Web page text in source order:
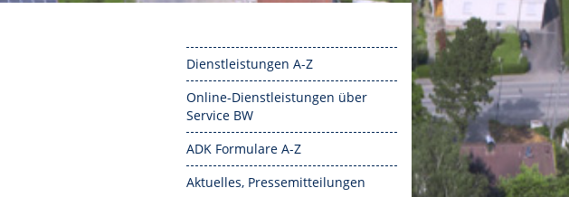
Dienstleistungen A-Z
Online-Dienstleistungen über
Service BW
ADK Formulare A-Z
Aktuelles, Pressemitteilungen